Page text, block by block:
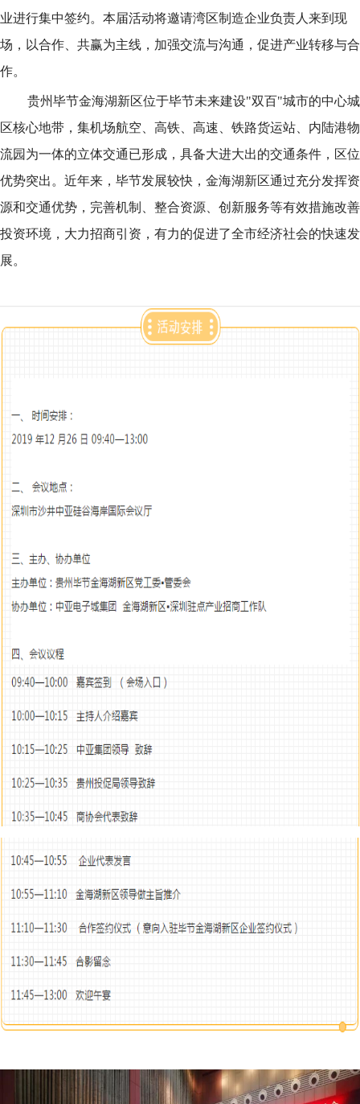
业进行集中签约。本届活动将邀请湾区制造企业负责人来到现
场，以合作、共赢为主线，加强交流与沟通，促进产业转移与合
作。
贵州毕节金海湖新区位于毕节未来建设"双百"城市的中心城
区核心地带，集机场航空、高铁、高速、铁路货运站、内陆港物
流园为一体的立体交通已形成，具备大进大出的交通条件，区位
优势突出。近年来，毕节发展较快，金海湖新区通过充分发挥资
源和交通优势，完善机制、整合资源、创新服务等有效措施改善
投资环境，大力招商引资，有力的促进了全市经济社会的快速发
展。